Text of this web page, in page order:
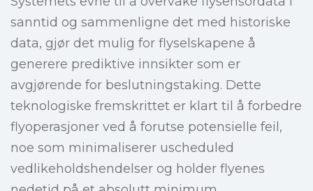
sanntid og sammenligne det med historiske
data, gjør det mulig for flyselskapene å
generere prediktive innsikter som er
avgjørende for beslutningstaking. Dette
teknologiske fremskrittet er klart til å forbedre
flyoperasjoner ved å forutse potensielle feil,
noe som minimaliserer uscheduled
vedlikeholdshendelser og holder flyenes